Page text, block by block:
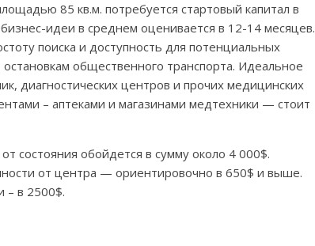
85 кв.м. потребуется стартовый капитал в
идеи в среднем оценивается в 12-14 месяцев.
поиска и доступность для потенциальных
общественного транспорта. Идеальное
диагностических центров и прочих медицинских
– аптеками и магазинами медтехники — стоит
состояния обойдется в сумму около 4 000$.
от центра — ориентировочно в 650$ и выше.
– в 2500$.